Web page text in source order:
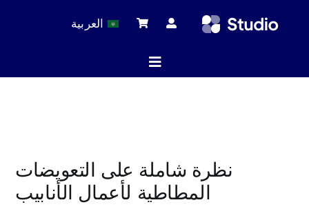
العربية
Toggle
نظرة شاملة على التعويضات
المطاطية لأعمال الأنابيب